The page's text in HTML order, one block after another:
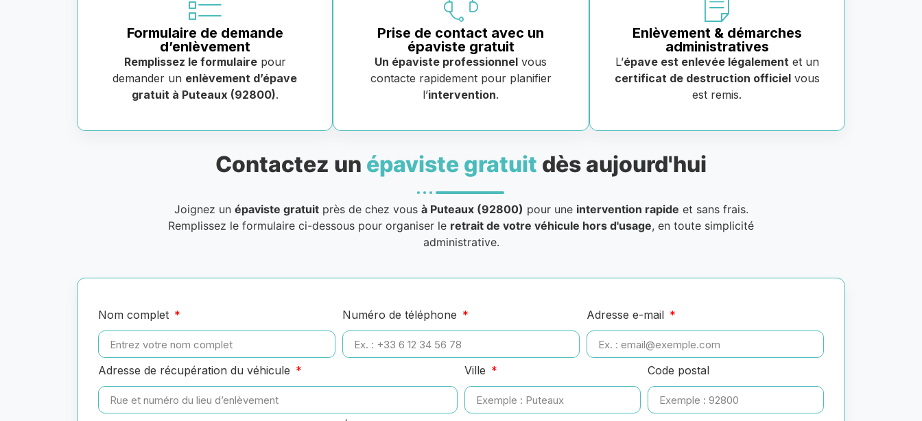
Formulaire de demande
d’enlèvement
Remplissez le formulairepour
demander un enlèvement d’épave
gratuit à Puteaux (92800).
Prise de contact avec un
épaviste gratuit
Un épaviste professionnel vous
contacte rapidement pour planifier
l’intervention.
Enlèvement & démarches
administratives
L’épave est enlevée légalementet un
certificat de destruction officielvous
est remis.
Contactez un épaviste gratuit dès aujourd'hui
Joignez un épaviste gratuitprès de chez vous à Puteaux (92800) pour une intervention rapide et sans frais.
Remplissez le formulaire ci-dessous pour organiser le retrait de votre véhicule hors d'usage, en toute simplicité
administrative.
Nom complet Numéro de téléphone Adresse e-mail
Adresse de récupération du véhicule Ville Code postal